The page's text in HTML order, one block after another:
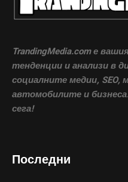
TrandingMedia.com е
тенденции и анализи в
социалните медии, SEO,
автомобилите и
сега!
Последни